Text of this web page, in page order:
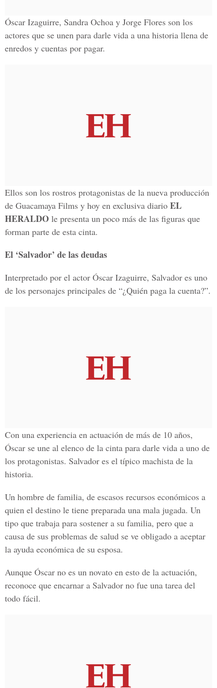
Óscar Izaguirre, Sandra Ochoa y Jorge Flores son los
actores que se unen para darle vida a una historia llena de
enredos y cuentas por pagar.
Ellos son los rostros protagonistas de la nueva producción
de Guacamaya Films y hoy en exclusiva diario EL
HERALDO le presenta un poco más de las figuras que
forman parte de esta cinta.
El ‘Salvador’ de las deudas
Interpretado por el actor Óscar Izaguirre, Salvador es uno
de los personajes principales de “¿Quién paga la cuenta?”.
Con una experiencia en actuación de más de 10 años,
Óscar se une al elenco de la cinta para darle vida a uno de
los protagonistas. Salvador es el típico machista de la
historia.
Un hombre de familia, de escasos recursos económicos a
quien el destino le tiene preparada una mala jugada. Un
tipo que trabaja para sostener a su familia, pero que a
causa de sus problemas de salud se ve obligado a aceptar
la ayuda económica de su esposa.
Aunque Óscar no es un novato en esto de la actuación,
reconoce que encarnar a Salvador no fue una tarea del
todo fácil.